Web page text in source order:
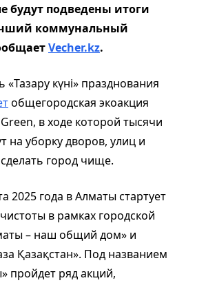
будут подведены итоги
коммунальный
Vecher.kz.
«Тазару күні» празднования
общегородская экоакция
в ходе которой тысячи
на уборку дворов, улиц и
город чище.
2025 года в Алматы стартует
в рамках городской
– наш общий дом» и
Қазақстан». Под названием
пройдет ряд акций,